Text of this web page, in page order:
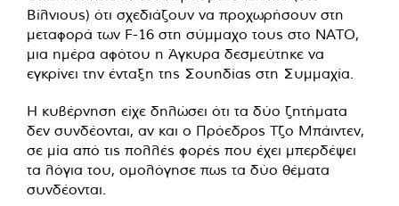
Βίλνιους) ότι σχεδιάζουν να προχωρήσουν στη
μεταφορά των F-16 στη σύμμαχο τους στο ΝΑΤΟ,
μια ημέρα αφότου η Άγκυρα δεσμεύτηκε να
εγκρίνει την ένταξη της Σουηδίας στη Συμμαχία.
Η κυβέρνηση είχε δηλώσει ότι τα δύο ζητήματα
δεν συνδέονται, αν και ο Πρόεδρος Τζο Μπάιντεν,
σε μία από τις πολλές φορές που έχει μπερδέψει
τα λόγια του, ομολόγησε πως τα δύο θέματα
συνδέονται.